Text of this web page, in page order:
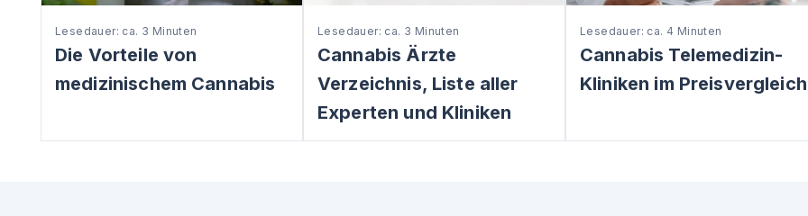
Lesedauer: ca. 3 Minuten
Die Vorteile von
medizinischem Cannabis
Lesedauer: ca. 3 Minuten
Cannabis Ärzte
Verzeichnis, Liste aller
Experten und Kliniken
Lesedauer: ca. 4 Minuten
Cannabis Telemedizin-
Kliniken im Preisvergleich